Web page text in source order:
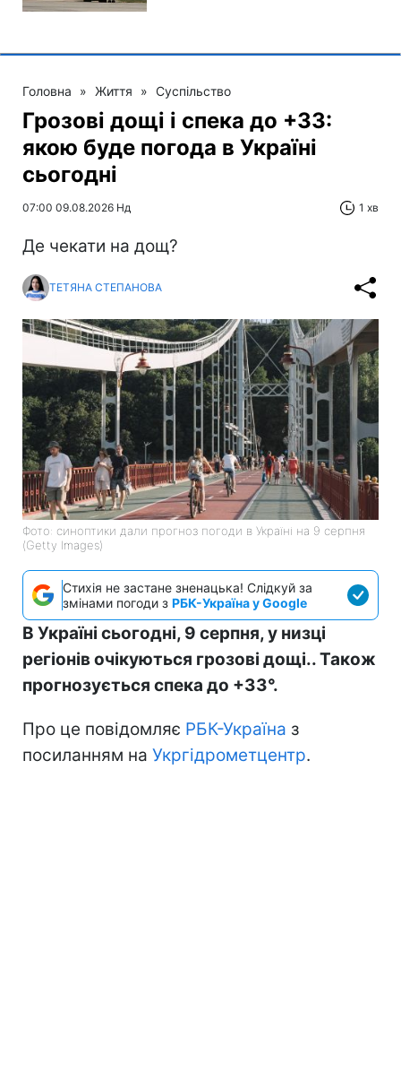
Головна » Життя » Суспільство
Грозові дощі і спека до +33:
якою буде погода в Україні
сьогодні
07:00 09.08.2026 Нд 1 хв
Де чекати на дощ?
ТЕТЯНА СТЕПАНОВА
Фото: синоптики дали прогноз погоди в Україні на 9 серпня
(Getty Images)
Стихія не застане зненацька! Слідкуй за
змінами погоди з РБК-Україна у Google
В Україні сьогодні, 9 серпня, у низці
регіонів очікуються грозові дощі.. Також
прогнозується спека до +33°.
Про це повідомляє РБК-Україна з
посиланням на Укргідрометцентр.